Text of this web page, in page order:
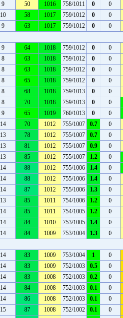
9 50 1016 758/1011 0 0
10 58 1017 759/1012 0 0
9 63 1017 759/1012 0 0
9 64 1018 759/1012 0 0
8 63 1018 759/1012 0 0
8 63 1018 759/1012 0 0
8 65 1018 759/1012 0 0
8 68 1018 759/1013 0 0
8 70 1018 759/1013 0 0
9 65 1019 760/1013 0 0
14 70 1012 755/1007 0.7 0
13 78 1012 755/1007 0.7 0
13 81 1012 755/1007 0.9 0
13 85 1012 755/1007 1.2 0
14 88 1012 755/1006 1.4 0
14 88 1012 755/1006 1.4 0
14 87 1012 755/1006 1.3 0
13 85 1011 754/1006 1.2 0
14 85 1011 754/1005 1.2 0
14 84 1010 753/1005 1.4 0
14 84 1009 753/1004 1.3 0
14 83 1009 753/1004 1 0
14 83 1009 752/1003 0.5 0
14 83 1008 752/1003 0.2 0
14 84 1008 752/1003 0.1 0
14 86 1008 752/1003 0.1 0
15 87 1008 752/1002 0.1 0